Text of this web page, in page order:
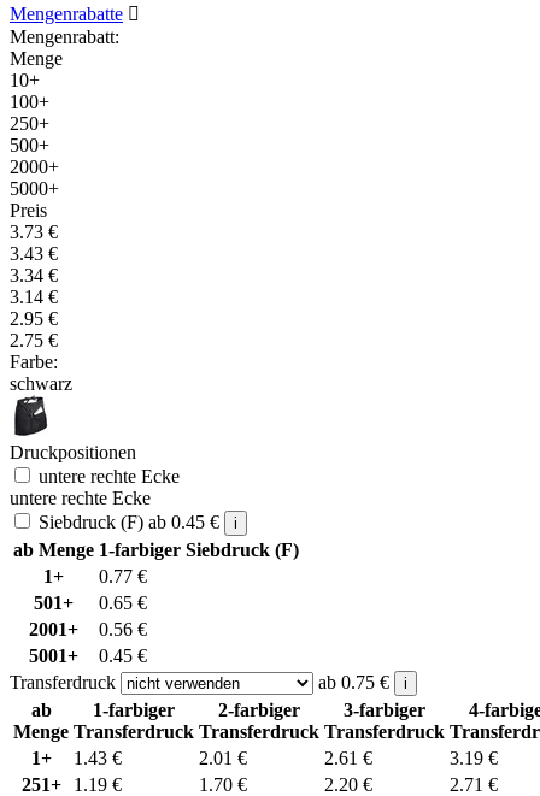
Mengenrabatte 
Mengenrabatt:
Menge
10+
100+
250+
500+
2000+
5000+
Preis
3.73 €
3.43 €
3.34 €
3.14 €
2.95 €
2.75 €
Farbe:
schwarz
Druckpositionen
untere rechte Ecke
untere rechte Ecke
Siebdruck (F) ab 0.45 € i
ab Menge 1-farbiger Siebdruck (F)
1+
0.77 €
501+
0.65 €
2001+
0.56 €
5001+
0.45 €
Transferdruck
ab 0.75 € i
ab
Menge
1-farbiger
Transferdruck
2-farbiger
Transferdruck
3-farbiger
Transferdruck
4-
1+
1.43 € 2.01 € 2.61 € 3.19 €
251+
1.19 € 1.70 € 2.20 € 2.71 €